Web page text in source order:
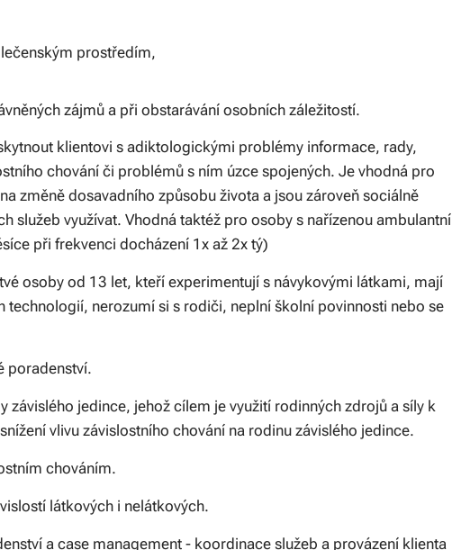
prostředím,
zájmů a při obstarávání osobních záležitostí.
klientovi s adiktologickými problémy informace, rady,
chování či problémů s ním úzce spojených. Je vhodná pro
změně dosavadního způsobu života a jsou zároveň sociálně
služeb využívat. Vhodná taktéž pro osoby s nařízenou ambulantní
při frekvenci docházení 1x až 2x tý)
osoby od 13 let, kteří experimentují s návykovými látkami, mají
technologií, nerozumí si s rodiči, neplní školní povinnosti nebo se
poradenství.
závislého jedince, jehož cílem je využití rodinných zdrojů a síly k
vlivu závislostního chování na rodinu závislého jedince.
chováním.
látkových i nelátkových.
a case management - koordinace služeb a provázení klienta